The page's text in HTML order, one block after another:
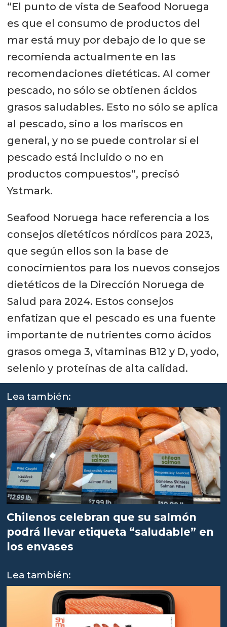
“El punto de vista de Seafood Noruega
es que el consumo de productos del
mar está muy por debajo de lo que se
recomienda actualmente en las
recomendaciones dietéticas. Al comer
pescado, no sólo se obtienen ácidos
grasos saludables. Esto no sólo se aplica
al pescado, sino a los mariscos en
general, y no se puede controlar si el
pescado está incluido o no en
productos compuestos”, precisó
Ystmark.
Seafood Noruega hace referencia a los
consejos dietéticos nórdicos para 2023,
que según ellos son la base de
conocimientos para los nuevos consejos
dietéticos de la Dirección Noruega de
Salud para 2024. Estos consejos
enfatizan que el pescado es una fuente
importante de nutrientes como ácidos
grasos omega 3, vitaminas B12 y D, yodo,
selenio y proteínas de alta calidad.
Lea también:
Chilenos celebran que su salmón
podrá llevar etiqueta “saludable” en
los envases
Lea también: